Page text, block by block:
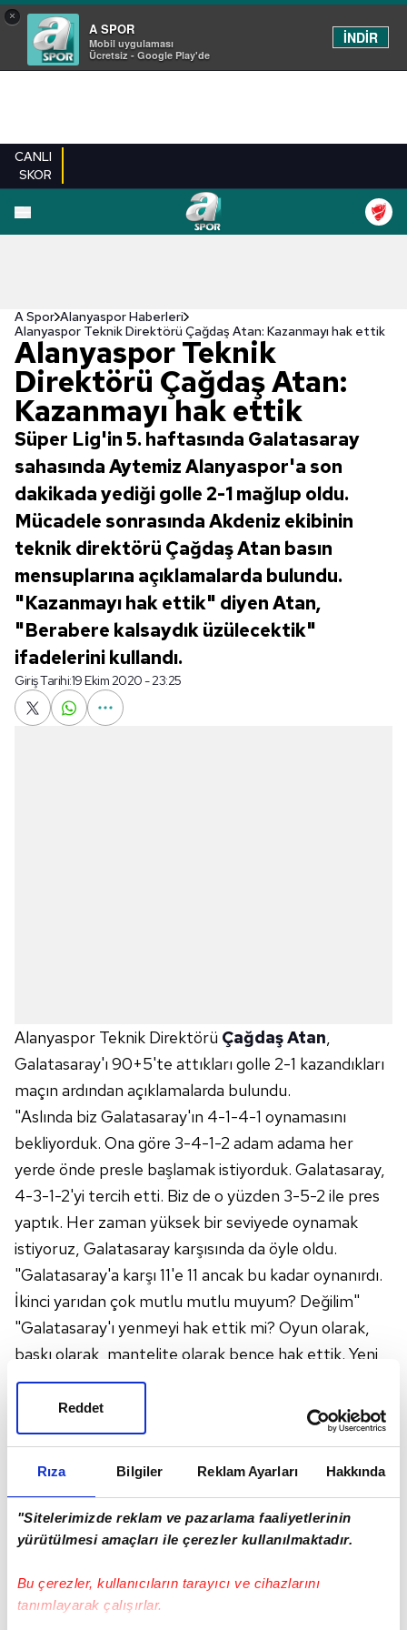
Rıza Bilgiler Reklam Ayarları Hakkında
"Sitelerimizde reklam ve pazarlama faaliyetlerinin
yürütülmesi amaçları ile çerezler kullanılmaktadır.
Bu çerezler, kullanıcıların tarayıcı ve cihazlarını
tanımlayarak çalışırlar.
Reddet
×
A SPOR
Mobil uygulaması
Ücretsiz - Google Play'de
İNDİR
CANLI
SKOR
A Spor Alanyaspor Haberleri
Alanyaspor Teknik Direktörü Çağdaş Atan: Kazanmayı hak ettik
Alanyaspor Teknik
Direktörü Çağdaş Atan:
Kazanmayı hak ettik
Süper Lig'in 5. haftasında Galatasaray
sahasında Aytemiz Alanyaspor'a son
dakikada yediği golle 2-1 mağlup oldu.
Mücadele sonrasında Akdeniz ekibinin
teknik direktörü Çağdaş Atan basın
mensuplarına açıklamalarda bulundu.
"Kazanmayı hak ettik" diyen Atan,
"Berabere kalsaydık üzülecektik"
ifadelerini kullandı.
Giriş Tarihi:19 Ekim 2020 - 23:25
Alanyaspor Teknik Direktörü Çağdaş Atan,
Galatasaray'ı 90+5'te attıkları golle 2-1 kazandıkları
maçın ardından açıklamalarda bulundu.
"Aslında biz Galatasaray'ın 4-1-4-1 oynamasını
bekliyorduk. Ona göre 3-4-1-2 adam adama her
yerde önde presle başlamak istiyorduk. Galatasaray,
4-3-1-2'yi tercih etti. Biz de o yüzden 3-5-2 ile pres
yaptık. Her zaman yüksek bir seviyede oynamak
istiyoruz, Galatasaray karşısında da öyle oldu.
"Galatasaray'a karşı 11'e 11 ancak bu kadar oynanırdı.
İkinci yarıdan çok mutlu mutlu muyum? Değilim"
"Galatasaray'ı yenmeyi hak ettik mi? Oyun olarak,
baskı olarak, mantelite olarak bence hak ettik. Yeni
bir takım oluştu ve bu takımda da en yüksek verimi
almaya çalışıyoruz. Benim oyuncuyken de teknik
adamken de her zaman motivasyonum yüksektir."
aklımda teknik direktörlük vardı, ekibim bile hazırdı.
Ofansif oyunumuz, önde baskımız devam edecek!
Tüm ofansif sistemleri deneyeceğiz"